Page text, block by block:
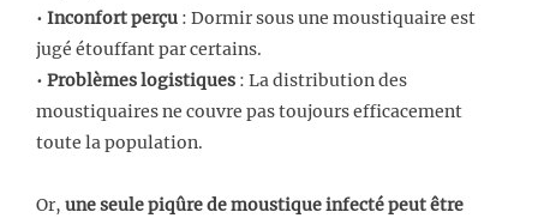
• Inconfort perçu : Dormir sous une moustiquaire est
jugé étouffant par certains.
• Problèmes logistiques : La distribution des
moustiquaires ne couvre pas toujours efficacement
toute la population.
Or, une seule piqûre de moustique infecté peut être